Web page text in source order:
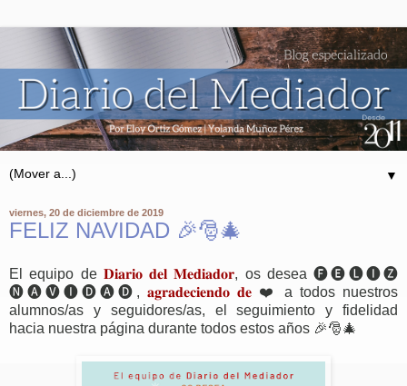
▼
viernes, 20 de diciembre de 2019
FELIZ NAVIDAD 🎉🎅🎄
El equipo de 𝐃𝐢𝐚𝐫𝐢𝐨 𝐝𝐞𝐥 𝐌𝐞𝐝𝐢𝐚𝐝𝐨𝐫, os desea 🅕🅔🅛🅘🅩
🅝🅐🅥🅘🅓🅐🅓, 𝐚𝐠𝐫𝐚𝐝𝐞𝐜𝐢𝐞𝐧𝐝𝐨 𝐝𝐞 ❤️ a todos nuestros
alumnos/as y seguidores/as, el seguimiento y fidelidad
hacia nuestra página durante todos estos años 🎉🎅🎄